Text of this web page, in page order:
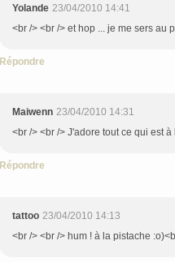
Yolande 23/04/2010 14:41
<br /> <br /> et hop ... je me sers au
Répondre
Maiwenn 23/04/2010 14:31
<br /> <br /> J'adore tout ce qui est
Répondre
tattoo 23/04/2010 14:13
<br /> <br /> hum ! à la pistache